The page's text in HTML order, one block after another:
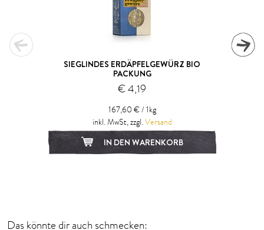
SIEGLINDES ERDÄPFELGEWÜRZ BIO
PACKUNG
€ 4,19
167,60 € / 1kg
inkl. MwSt, zzgl. Versand
IN DEN WARENKORB
Das könnte dir auch schmecken: